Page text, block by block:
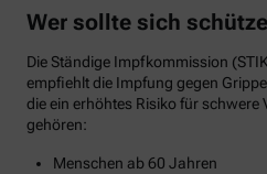
Wer sollte sich
Die Ständige Impfkommission
empfiehlt die Impfung gegen
die ein erhöhtes Risiko für schwere
gehören:
Menschen ab 60 Jahren